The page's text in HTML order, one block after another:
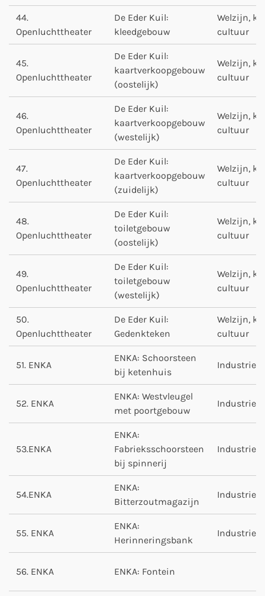
44.
Openluchttheater
De Eder Kuil:
kleedgebouw
Welzijn,
cultuur
45.
Openluchttheater
De Eder Kuil:
kaartverkoopgebouw
(oostelijk)
Welzijn,
cultuur
46.
Openluchttheater
De Eder Kuil:
kaartverkoopgebouw
(westelijk)
Welzijn,
cultuur
47.
Openluchttheater
De Eder Kuil:
kaartverkoopgebouw
(zuidelijk)
Welzijn,
cultuur
48.
Openluchttheater
De Eder Kuil:
toiletgebouw
(oostelijk)
Welzijn,
cultuur
49.
Openluchttheater
De Eder Kuil:
toiletgebouw
(westelijk)
Welzijn,
cultuur
50.
Openluchttheater
De Eder Kuil:
Gedenkteken
Welzijn,
cultuur
51. ENKA
ENKA: Schoorsteen
bij ketenhuis
Industrie
52. ENKA
ENKA: Westvleugel
met poortgebouw
Industrie
53.ENKA
ENKA:
Fabrieksschoorsteen
bij spinnerij
Industrie
54.ENKA
ENKA:
Bitterzoutmagazijn
Industrie
55. ENKA
ENKA:
Herinneringsbank
Industrie
56. ENKA ENKA: Fontein